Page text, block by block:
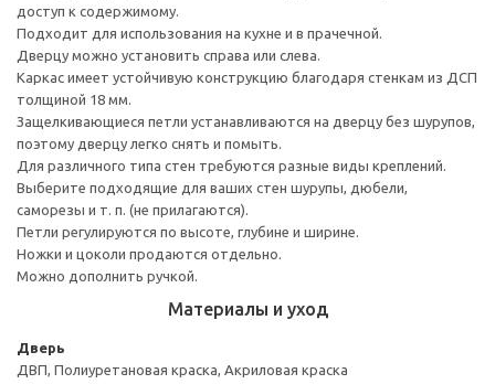
доступ к содержимому.
Подходит для использования на кухне и в прачечной.
Дверцу можно установить справа или слева.
Каркас имеет устойчивую конструкцию благодаря стенкам из ДСП
толщиной 18 мм.
Защелкивающиеся петли устанавливаются на дверцу без шурупов,
поэтому дверцу легко снять и помыть.
Для различного типа стен требуются разные виды креплений.
Выберите подходящие для ваших стен шурупы, дюбели,
саморезы и т. п. (не прилагаются).
Петли регулируются по высоте, глубине и ширине.
Ножки и цоколи продаются отдельно.
Можно дополнить ручкой.
Материалы и уход
Дверь
ДВП, Полиуретановая краска, Акриловая краска